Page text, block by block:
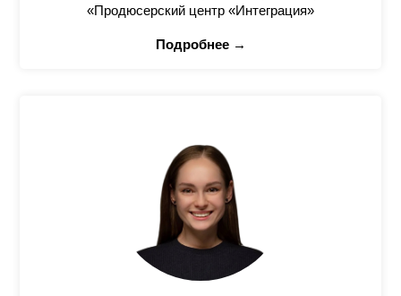
«Продюсерский центр «Интеграция»
Подробнее →